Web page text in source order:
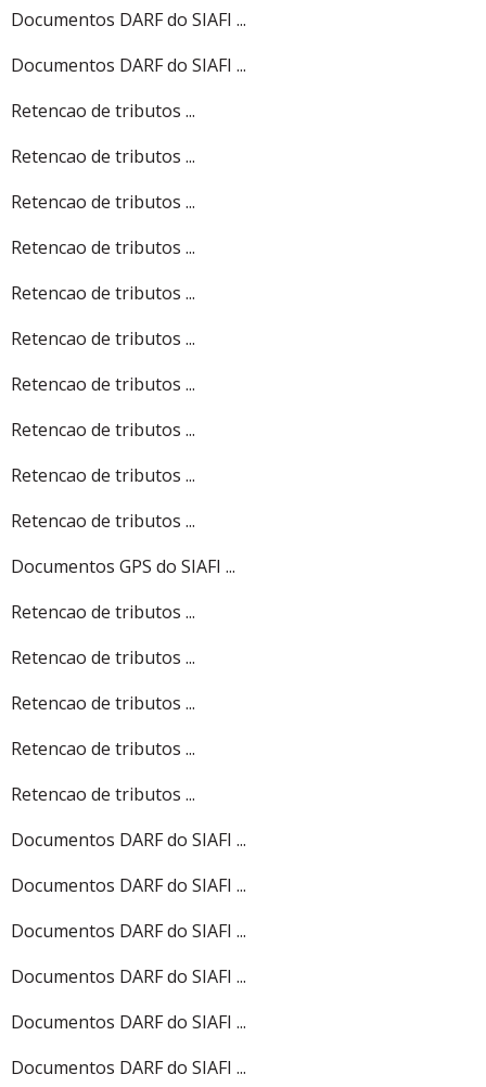
Documentos DARF do SIAFI ...
Documentos DARF do SIAFI ...
Retencao de tributos ...
Retencao de tributos ...
Retencao de tributos ...
Retencao de tributos ...
Retencao de tributos ...
Retencao de tributos ...
Retencao de tributos ...
Retencao de tributos ...
Retencao de tributos ...
Retencao de tributos ...
Documentos GPS do SIAFI ...
Retencao de tributos ...
Retencao de tributos ...
Retencao de tributos ...
Retencao de tributos ...
Retencao de tributos ...
Documentos DARF do SIAFI ...
Documentos DARF do SIAFI ...
Documentos DARF do SIAFI ...
Documentos DARF do SIAFI ...
Documentos DARF do SIAFI ...
Documentos DARF do SIAFI ...